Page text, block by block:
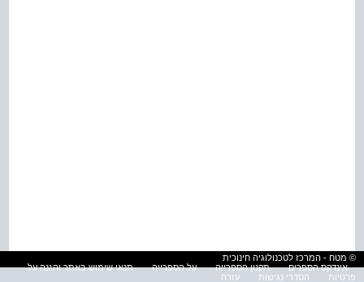
© מטח - המרכז לטכנולוגיה חינוכית
אינדקס הספרים
תקנון הספרייה על הספרייה
תנאי שימוש באתר והגנה על
פרטיות
הסדרי נגישות עזרה